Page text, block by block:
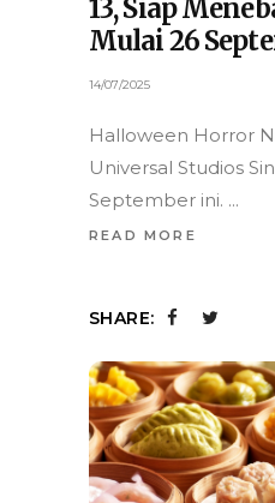
13, Siap
Mulai 26
14/07/2025
Halloween Horror
Universal Studios
September ini.
READ MORE
SHARE: